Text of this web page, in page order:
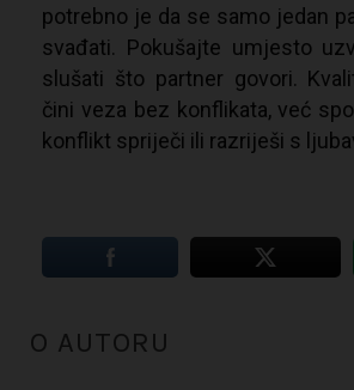
potrebno je da se samo jedan
svađati. Pokušajte umjesto
slušati što partner govori.
čini veza bez konflikata, već
konflikt spriječi ili razriješi s
O AUTORU